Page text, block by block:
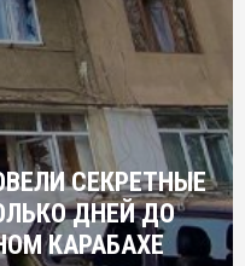
СЕКРЕТНЫЕ
ДНЕЙ ДО
КАРАБАХЕ